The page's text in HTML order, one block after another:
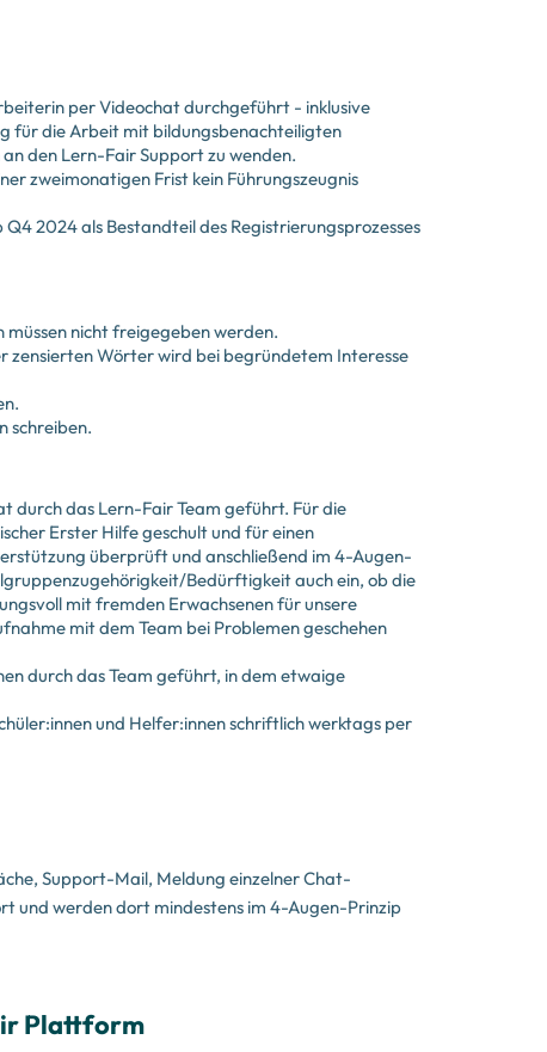
per Videochat durchgeführt - inklusive
für die Arbeit mit bildungsbenachteiligten
den Lern-Fair Support zu wenden.
zweimonatigen Frist kein Führungszeugnis
2024 als Bestandteil des Registrierungsprozesses
nicht freigegeben werden.
zensierten Wörter wird bei begründetem Interesse
schreiben.
durch das Lern-Fair Team geführt. Für die
Erster Hilfe geschult und für einen
überprüft und anschließend im 4-Augen-
Bedürftigkeit auch ein, ob die
mit fremden Erwachsenen für unsere
mit dem Team bei Problemen geschehen
durch das Team geführt, in dem etwaige
und Helfer:innen schriftlich werktags per
Support-Mail, Meldung einzelner Chat-
und werden dort mindestens im 4-Augen-Prinzip
Plattform